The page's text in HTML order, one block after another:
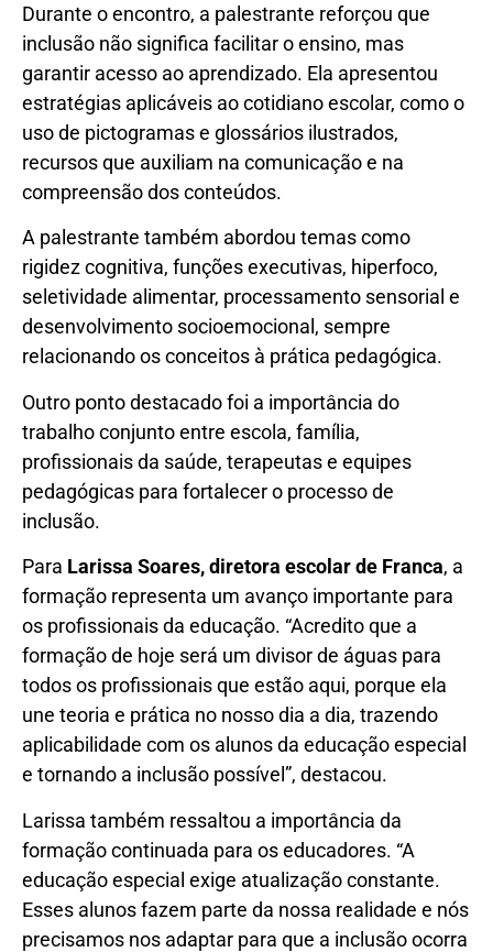
Durante o encontro, a palestrante reforçou que
inclusão não significa facilitar o ensino, mas
garantir acesso ao aprendizado. Ela apresentou
estratégias aplicáveis ao cotidiano escolar, como o
uso de pictogramas e glossários ilustrados,
recursos que auxiliam na comunicação e na
compreensão dos conteúdos.
A palestrante também abordou temas como
rigidez cognitiva, funções executivas, hiperfoco,
seletividade alimentar, processamento sensorial e
desenvolvimento socioemocional, sempre
relacionando os conceitos à prática pedagógica.
Outro ponto destacado foi a importância do
trabalho conjunto entre escola, família,
profissionais da saúde, terapeutas e equipes
pedagógicas para fortalecer o processo de
inclusão.
Para Larissa Soares, diretora escolar de Franca, a
formação representa um avanço importante para
os profissionais da educação. “Acredito que a
formação de hoje será um divisor de águas para
todos os profissionais que estão aqui, porque ela
une teoria e prática no nosso dia a dia, trazendo
aplicabilidade com os alunos da educação especial
e tornando a inclusão possível”, destacou.
Larissa também ressaltou a importância da
formação continuada para os educadores. “A
educação especial exige atualização constante.
Esses alunos fazem parte da nossa realidade e nós
precisamos nos adaptar para que a inclusão ocorra